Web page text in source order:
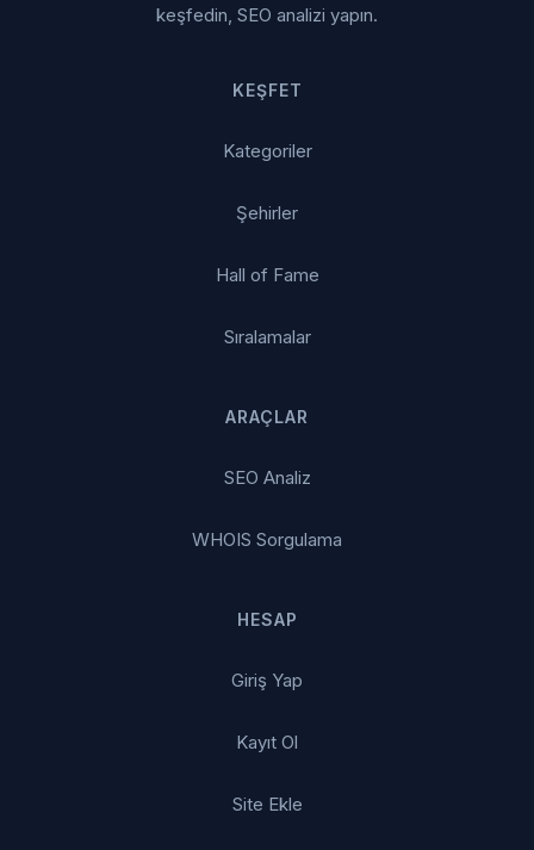
keşfedin, SEO analizi yapın.
KEŞFET
Kategoriler
Şehirler
Hall of Fame
Sıralamalar
ARAÇLAR
SEO Analiz
WHOIS Sorgulama
HESAP
Giriş Yap
Kayıt Ol
Site Ekle